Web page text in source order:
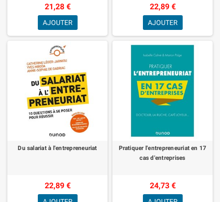
21,28 €
AJOUTER
22,89 €
AJOUTER
Du salariat à l'entrepreneuriat
22,89 €
Pratiquer l'entrepreneuriat en 17
cas d'entreprises
24,73 €